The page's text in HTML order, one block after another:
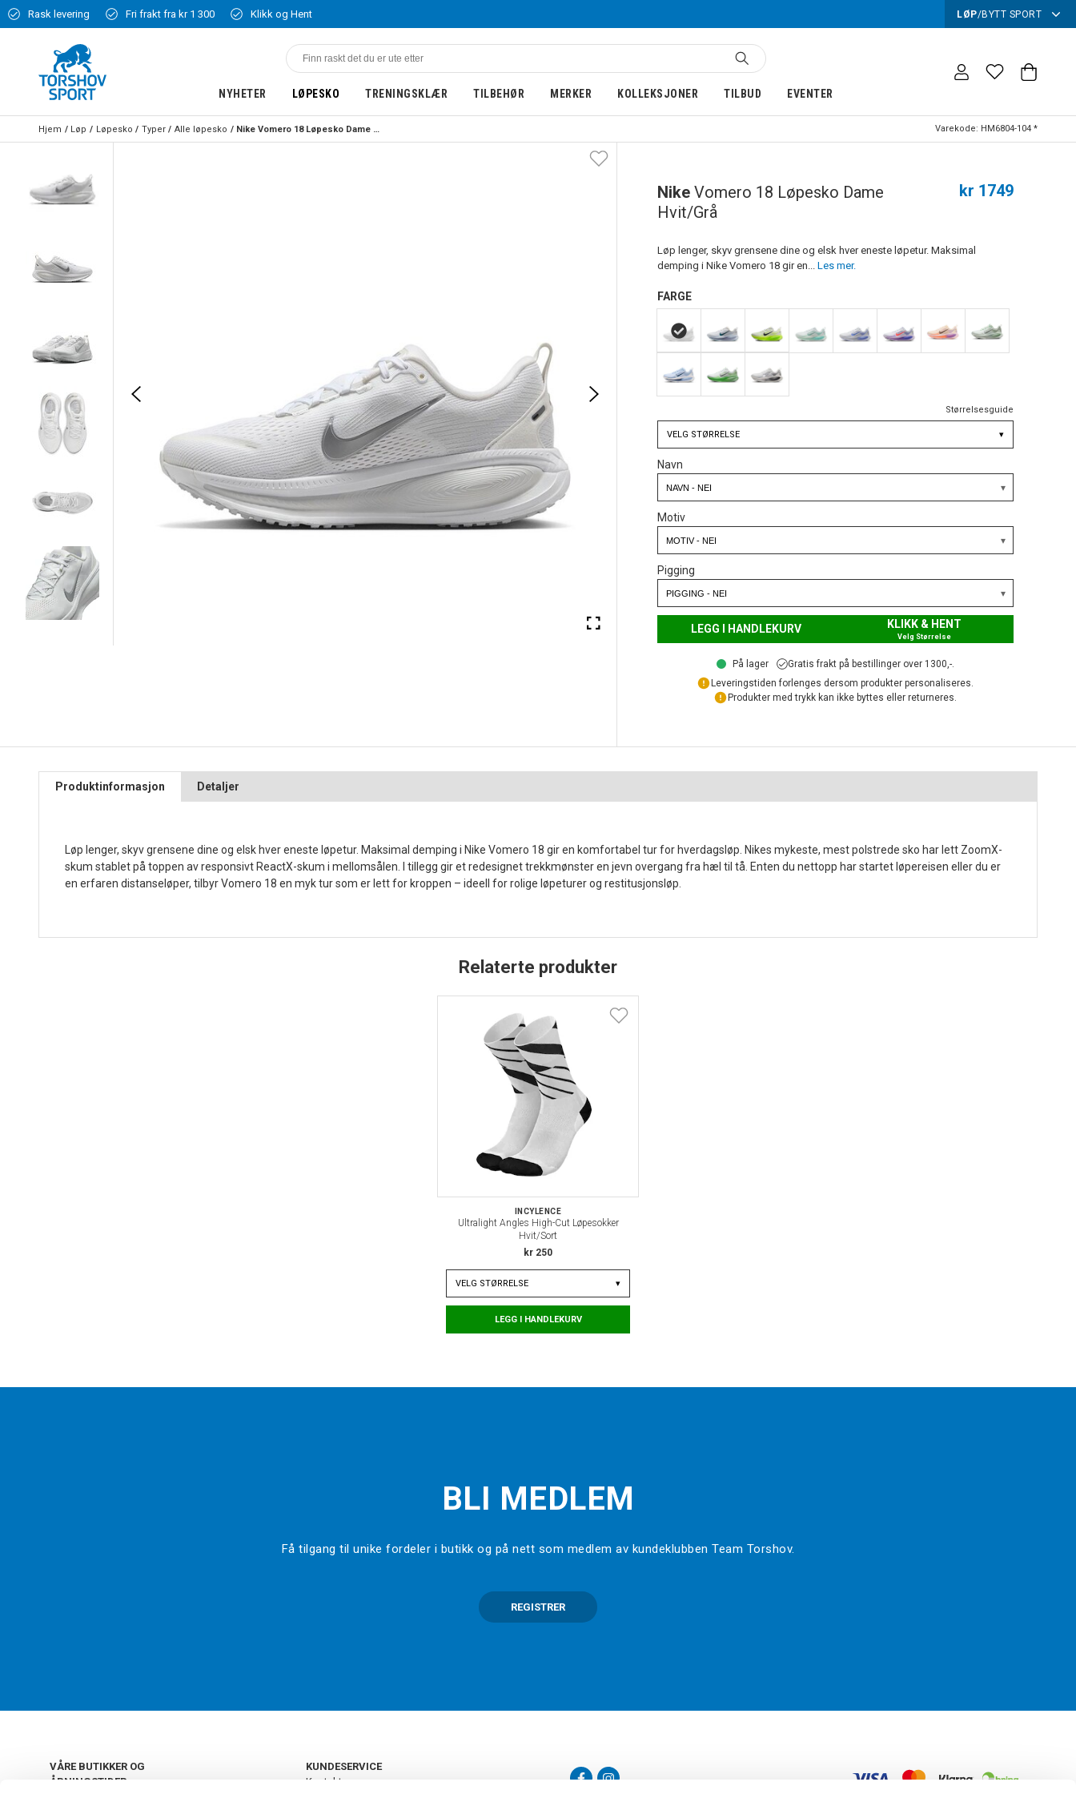
Rask levering Fri frakt fra kr 1 300 Klikk og Hent LØP/BYTT SPORT
NYHETER LØPESKO TRENINGSKLÆR TILBEHØR MERKER KOLLEKSJONER TILBUD EVENTER
Hjem Løp Løpesko Typer Alle løpesko Nike Vomero 18 Løpesko Dame Hvit/Grå Varekode: HM6804-104 *
Nike Vomero 18 Løpesko Dame
Hvit/Grå
kr 1749
Løp lenger, skyv grensene dine og elsk hver eneste løpetur. Maksimal
demping i Nike Vomero 18 gir en... Les mer.
FARGE
Størrelsesguide
VELG STØRRELSE ▾
Navn
Motiv
Pigging
LEGG I HANDLEKURV KLIKK & HENT
Velg Størrelse
På lager
Gratis frakt på bestillinger over 1300,-.
Leveringstiden forlenges dersom produkter personaliseres.
Produkter med trykk kan ikke byttes eller returneres.
Produktinformasjon Detaljer
Løp lenger, skyv grensene dine og elsk hver eneste løpetur. Maksimal demping i Nike Vomero 18 gir en komfortabel tur for hverdagsløp. Nikes mykeste, mest polstrede sko har lett ZoomX-
skum stablet på toppen av responsivt ReactX-skum i mellomsålen. I tillegg gir et redesignet trekkmønster en jevn overgang fra hæl til tå. Enten du nettopp har startet løpereisen eller du er
en erfaren distanseløper, tilbyr Vomero 18 en myk tur som er lett for kroppen – ideell for rolige løpeturer og restitusjonsløp.
Relaterte produkter
INCYLENCE
Ultralight Angles High-Cut Løpesokker
Hvit/Sort
kr 250
VELG STØRRELSE ▾
LEGG I HANDLEKURV
BLI MEDLEM
Få tilgang til unike fordeler i butikk og på nett som medlem av kundeklubben Team Torshov.
REGISTRER
VÅRE BUTIKKER OG
ÅPNINGSTIDER
KUNDESERVICE
Kontakt oss